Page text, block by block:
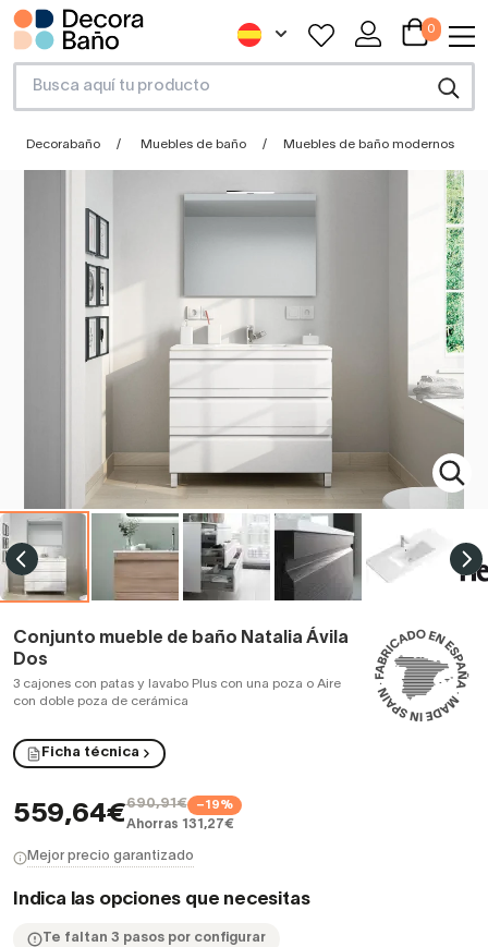
0
Decorabaño Muebles de baño Muebles de baño modernos
Conjunto mueble de baño Natalia Ávila
Dos
3 cajones con patas y lavabo Plus con una poza o Aire
con doble poza de cerámica
Ficha técnica
559,64€690,91€ −19%
Ahorras 131,27€
Mejor precio garantizado
Indica las opciones que necesitas
Te faltan 3 pasos por configurar